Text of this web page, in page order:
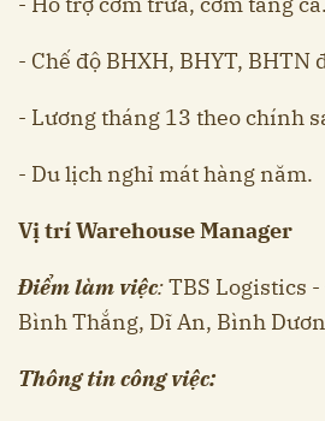
- Chế độ BHXH, BHYT,
- Lương tháng 13 theo chính
- Du lịch nghỉ mát hàng năm.
Vị trí Warehouse Manager
Điểm làm việc:TBS Logistics
Bình Thắng, Dĩ An, Bình
Thông tin công việc: